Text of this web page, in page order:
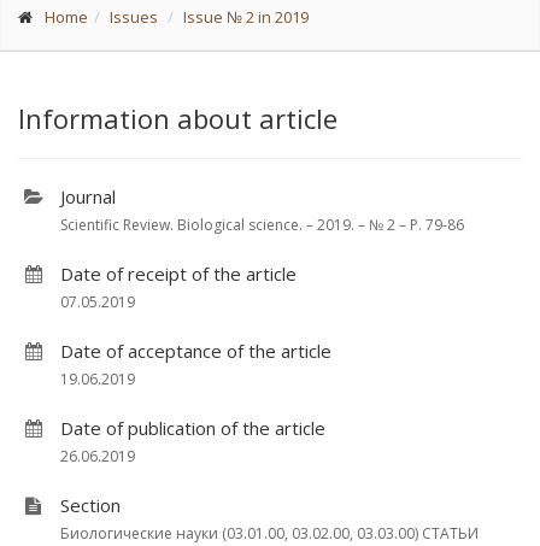
Home Issues Issue № 2 in 2019
Information about article
Journal
Scientific Review. Biological science. – 2019. – № 2 – P. 79-86
Date of receipt of the article
07.05.2019
Date of acceptance of the article
19.06.2019
Date of publication of the article
26.06.2019
Section
Биологические науки (03.01.00, 03.02.00, 03.03.00) СТАТЬИ